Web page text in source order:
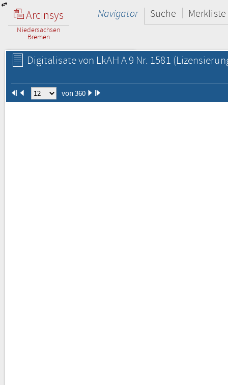
Arcinsys
Niedersachsen
Bremen
Navigator Suche Merkliste
Digitalisate von LkAH A 9 Nr. 1581
von 360